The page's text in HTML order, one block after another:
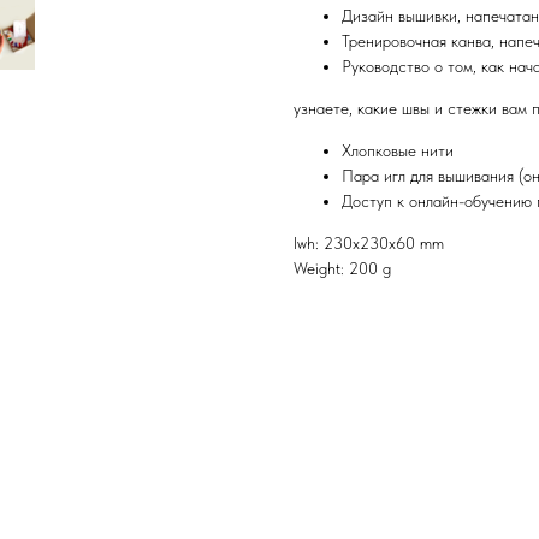
Дизайн вышивки,
Тренировочная канва,
Руководство о том, как
узнаете, какие швы и стежки вам
Хлопковые нити
Пара игл для вышивания
Доступ к онлайн-
lwh: 230x230x60 mm
Weight: 200 g